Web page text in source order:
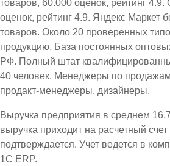
товаров, 60.000 оценок, рейтинг
оценок, рейтинг 4.9. Яндекс Маркет
товаров. Около 20 проверенных
продукцию. База постоянных
РФ. Полный штат
40 человек. Менеджеры по
продакт-менеджеры, дизайнеры.
Выручка предприятия в среднем
выручка приходит на расчетный
подтверждается. Учет ведется в
1С ЕRP.